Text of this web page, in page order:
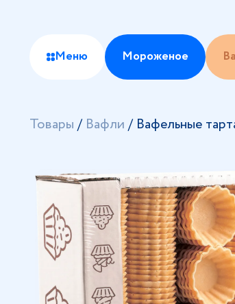
Меню Мороженое
Товары/ Вафли/ Вафельные